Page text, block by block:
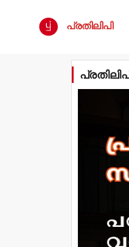
പ്രതിലിപി